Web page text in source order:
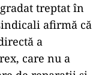
treptat în
afirmă că
a
care nu a